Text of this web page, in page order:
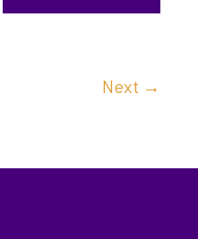
Next →